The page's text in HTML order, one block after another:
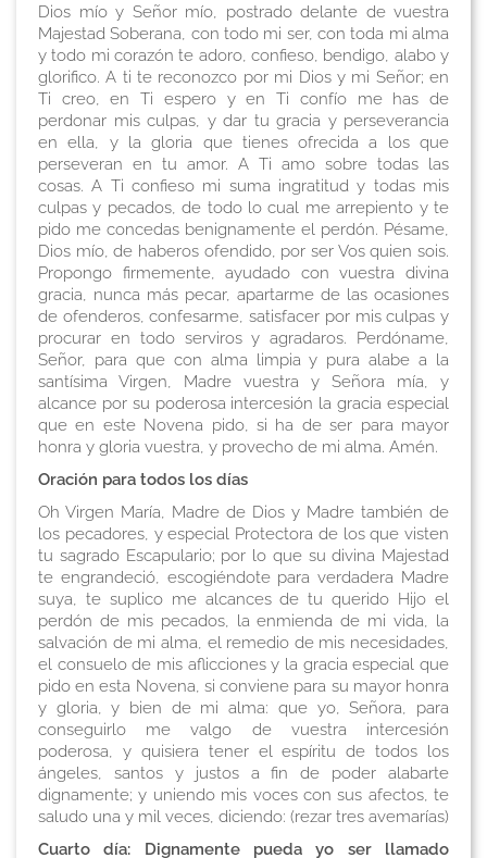
Dios mío y Señor mío, postrado delante de vuestra
Majestad Soberana, con todo mi ser, con toda mi alma
y todo mi corazón te adoro, confieso, bendigo, alabo y
glorifico. A ti te reconozco por mi Dios y mi Señor; en
Ti creo, en Ti espero y en Ti confío me has de
perdonar mis culpas, y dar tu gracia y perseverancia
en ella, y la gloria que tienes ofrecida a los que
perseveran en tu amor. A Ti amo sobre todas las
cosas. A Ti confieso mi suma ingratitud y todas mis
culpas y pecados, de todo lo cual me arrepiento y te
pido me concedas benignamente el perdón. Pésame,
Dios mío, de haberos ofendido, por ser Vos quien sois.
Propongo firmemente, ayudado con vuestra divina
gracia, nunca más pecar, apartarme de las ocasiones
de ofenderos, confesarme, satisfacer por mis culpas y
procurar en todo serviros y agradaros. Perdóname,
Señor, para que con alma limpia y pura alabe a la
santísima Virgen, Madre vuestra y Señora mía, y
alcance por su poderosa intercesión la gracia especial
que en este Novena pido, si ha de ser para mayor
honra y gloria vuestra, y provecho de mi alma. Amén.
Oración para todos los días
Oh Virgen María, Madre de Dios y Madre también de
los pecadores, y especial Protectora de los que visten
tu sagrado Escapulario; por lo que su divina Majestad
te engrandeció, escogiéndote para verdadera Madre
suya, te suplico me alcances de tu querido Hijo el
perdón de mis pecados, la enmienda de mi vida, la
salvación de mi alma, el remedio de mis necesidades,
el consuelo de mis aflicciones y la gracia especial que
pido en esta Novena, si conviene para su mayor honra
y gloria, y bien de mi alma: que yo, Señora, para
conseguirlo me valgo de vuestra intercesión
poderosa, y quisiera tener el espíritu de todos los
ángeles, santos y justos a fin de poder alabarte
dignamente; y uniendo mis voces con sus afectos, te
saludo una y mil veces, diciendo: (rezar tres avemarías)
Cuarto día: Dignamente pueda yo ser llamado